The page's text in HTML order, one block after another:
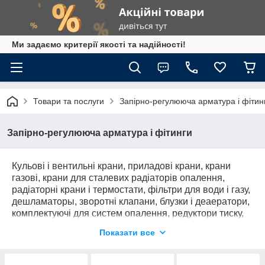
Ми задаємо критерії якості та надійності!
Товари та послуги Запірно-регулююча арматура і
Запірно-регулююча арматура і фітинги
Кульові і вентильні крани, приладові крани, крани
газові, крани для сталевих радіаторів опалення,
радіаторні крани і термостати, фільтри для води і газу,
дешламаторы, зворотні клапани, блузки і деаератори,
комплектуючі для систем опалення, редуктори тиску,
для геліосистем, розподільні колектори, крани
Показати все